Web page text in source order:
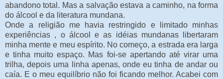
abandono total. Mas a salvação estava a caminho, na forma
do álcool e da literatura mundana.
Onde a religião me havia restringido e limitado minhas
experiências , o álcool e as idéias mundanas libertaram
minha mente e meu espírito. No começo, a estrada era larga
e tinha muito espaço. Mas foi-se apertando até virar uma
trilha, depois uma linha apenas, onde eu tinha de andar ou
caía. E o meu equilíbrio não foi ficando melhor. Acabei com